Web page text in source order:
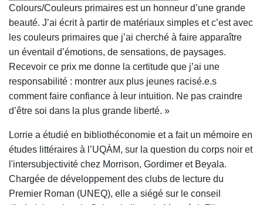
Colours/Couleurs primaires est un honneur d’une grande
beauté. J’ai écrit à partir de matériaux simples et c’est avec
les couleurs primaires que j’ai cherché à faire apparaître
un éventail d’émotions, de sensations, de paysages.
Recevoir ce prix me donne la certitude que j’ai une
responsabilité : montrer aux plus jeunes racisé.e.s
comment faire confiance à leur intuition. Ne pas craindre
d’être soi dans la plus grande liberté. »
Lorrie a étudié en bibliothéconomie et a fait un mémoire en
études littéraires à l’UQÀM, sur la question du corps noir et
l'intersubjectivité chez Morrison, Gordimer et Beyala.
Chargée de développement des clubs de lecture du
Premier Roman (UNEQ), elle a siégé sur le conseil